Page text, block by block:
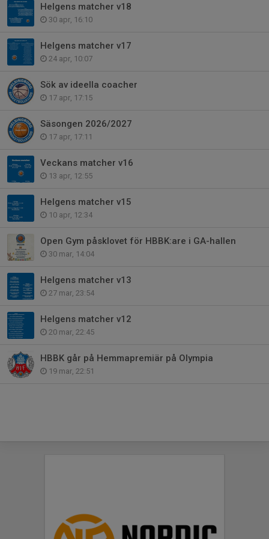
Helgens matcher v18
30 apr, 16:10
Helgens matcher v17
24 apr, 10:07
Sök av ideella coacher
17 apr, 17:15
Säsongen 2026/2027
17 apr, 17:11
Veckans matcher v16
13 apr, 12:55
Helgens matcher v15
10 apr, 12:34
Open Gym påsklovet för HBBK:are i GA-hallen
30 mar, 14:04
Helgens matcher v13
27 mar, 23:54
Helgens matcher v12
20 mar, 22:45
HBBK går på Hemmapremiär på Olympia
19 mar, 22:51